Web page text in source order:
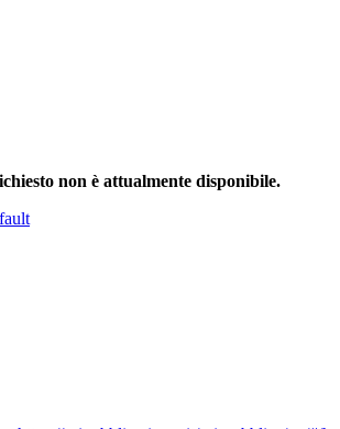
non è attualmente disponibile.